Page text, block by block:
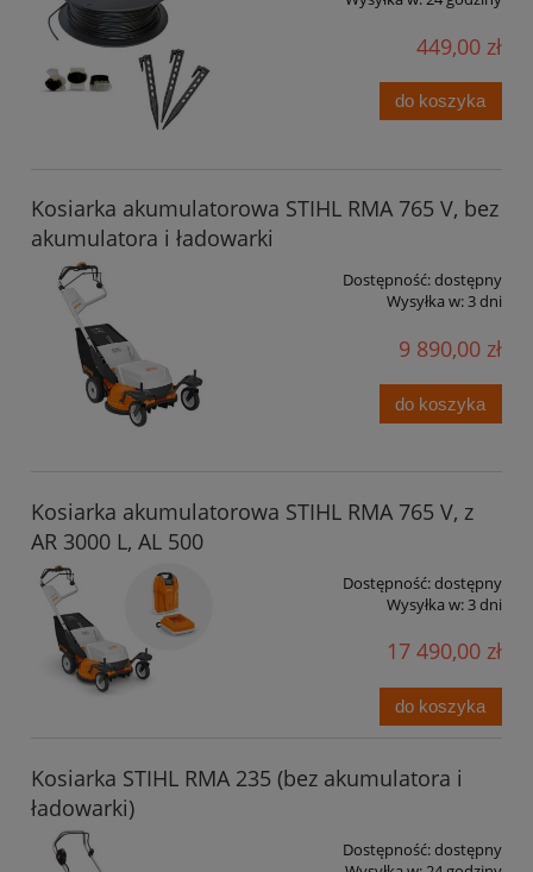
449,00 zł
do koszyka
Kosiarka akumulatorowa STIHL RMA 765 V, bez
akumulatora i ładowarki
Dostępność:dostępny
Wysyłka w:3 dni
9 890,00 zł
do koszyka
Kosiarka akumulatorowa STIHL RMA 765 V, z
AR 3000 L, AL 500
Dostępność:dostępny
Wysyłka w:3 dni
17 490,00 zł
do koszyka
Kosiarka STIHL RMA 235 (bez akumulatora i
ładowarki)
Dostępność:dostępny